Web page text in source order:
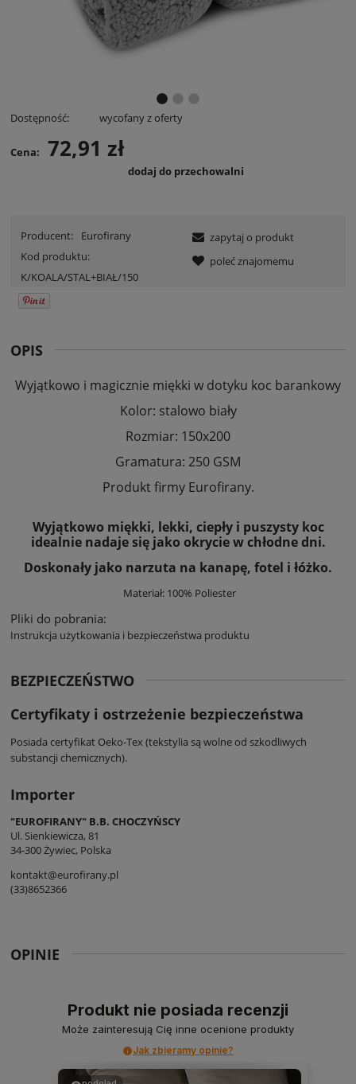
Dostępność: wycofany z oferty
Cena: 72,91 zł
dodaj do przechowalni
Producent:
Eurofirany
Kod produktu:
K/KOALA/STAL+BIAŁ/150
zapytaj o produkt
poleć znajomemu
OPIS
Wyjątkowo i magicznie miękki w dotyku koc barankowy
Kolor: stalowo biały
Rozmiar: 150x200
Gramatura: 250 GSM
Produkt firmy Eurofirany.
Wyjątkowo miękki, lekki, ciepły i puszysty koc
idealnie nadaje się jako okrycie w chłodne dni.
Doskonały jako narzuta na kanapę, fotel i łóżko.
Materiał: 100% Poliester
Pliki do pobrania:
Instrukcja użytkowania i bezpieczeństwa produktu
BEZPIECZEŃSTWO
Certyfikaty i ostrzeżenie bezpieczeństwa
Posiada certyfikat Oeko-Tex (tekstylia są wolne od szkodliwych
substancji chemicznych).
Importer
"EUROFIRANY" B.B. CHOCZYŃSCY
Ul. Sienkiewicza, 81
34-300 Żywiec, Polska
kontakt@eurofirany.pl
(33)8652366
OPINIE
Produkt nie posiada recenzji
Może zainteresują Cię inne ocenione produkty
Jak zbieramy opinie?